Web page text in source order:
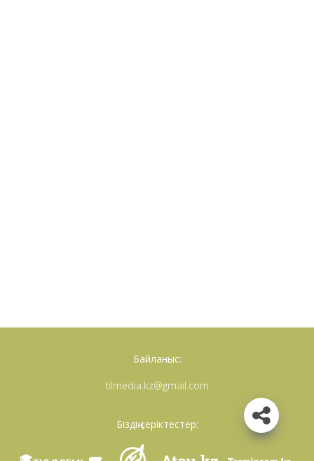
Байланыс:
tilmedia.kz@gmail.com
Біздің серіктестер: